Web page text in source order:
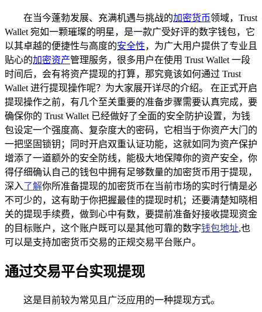
在当今蓬勃发展、充满机遇与挑战的加密货币领域，Trust
Wallet 宛如一颗璀璨的明星，是一款广受好评的数字钱包，它
以其卓越的便捷性与高度的安全性，为广大用户提供了专业且
贴心的加密资产管理服务，很多用户在使用 Trust Wallet 一段
时间后，会有将资产提现的打算，那究竟该如何通过 Trust
Wallet 进行提现操作呢？为大家展开详尽的介绍。 在正式开启
提现操作之前，有几个至关重要的准备步骤需要认真完成，要
确保你的 Trust Wallet 已经做好了全面的安全防护设置，为钱
包设定一个强度高、复杂度大的密码，它相当于你资产大门的
一把坚固锁钥；同时开启双重认证功能，这就如同为资产保护
增添了一道额外的安全防线，能极大地保障你的资产安全，你
得仔细确认自己的钱包中拥有足够数量的加密货币用于提现，
深入了解你所准备提现的加密货币在当前市场的实时行情是必
不可少的，这有助于你把握最佳的提现时机；还要清楚知晓相
关的提现手续费，做到心中有数，要提前准备好接收提现资金
的目标账户，这个账户既可以是其他可靠的数字钱包地址,也
可以是支持加密货币交易的正规交易平台账户。
通过交易平台实现提现
这是目前较为常见且广泛应用的一种提现方式。